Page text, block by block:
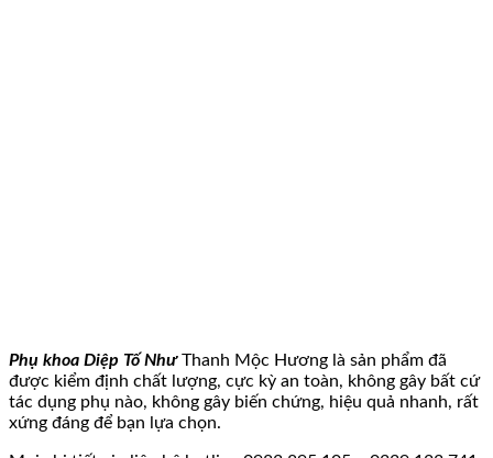
Phụ khoa Diệp Tố NhưThanh Mộc Hương là sản phẩm đã
được kiểm định chất lượng, cực kỳ an toàn, không gây bất cứ
tác dụng phụ nào, không gây biến chứng, hiệu quả nhanh, rất
xứng đáng để bạn lựa chọn.